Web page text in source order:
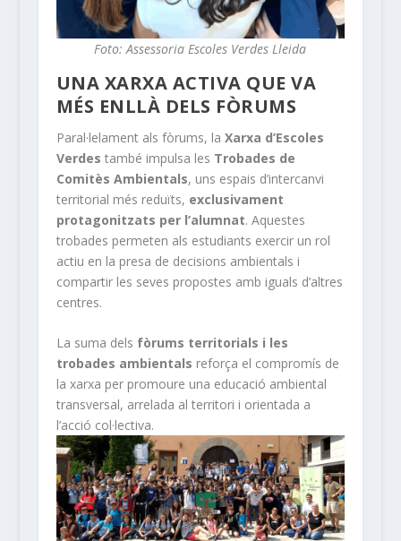
Foto: Assessoria Escoles Verdes Lleida
UNA XARXA ACTIVA QUE VA
MÉS ENLLÀ DELS FÒRUMS
Paral·lelament als fòrums, la Xarxa d’Escoles
Verdes també impulsa les Trobades de
Comitès Ambientals, uns espais d’intercanvi
territorial més reduïts, exclusivament
protagonitzats per l’alumnat. Aquestes
trobades permeten als estudiants exercir un rol
actiu en la presa de decisions ambientals i
compartir les seves propostes amb iguals d’altres
centres.
La suma dels fòrums territorials i les
trobades ambientals reforça el compromís de
la xarxa per promoure una educació ambiental
transversal, arrelada al territori i orientada a
l’acció col·lectiva.